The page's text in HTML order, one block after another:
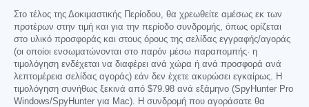
Στο τέλος της Δοκιμαστικής Περίοδου, θα χρεωθείτε αμέσως εκ των
προτέρων στην τιμή και για την περίοδο συνδρομής, όπως ορίζεται
στο υλικό προσφοράς και στους όρους της σελίδας εγγραφής/αγοράς
(οι οποίοι ενσωματώνονται στο παρόν μέσω παραπομπής· η
τιμολόγηση ενδέχεται να διαφέρει ανά χώρα ή ανά προσφορά ανά
λεπτομέρεια σελίδας αγοράς) εάν δεν έχετε ακυρώσει εγκαίρως. Η
τιμολόγηση συνήθως ξεκινά από $79.98 ανά εξάμηνο (SpyHunter Pro
Windows/SpyHunter για Mac). Η συνδρομή που αγοράσατε θα